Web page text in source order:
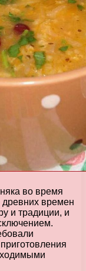
во время
древних времен
и традиции, и